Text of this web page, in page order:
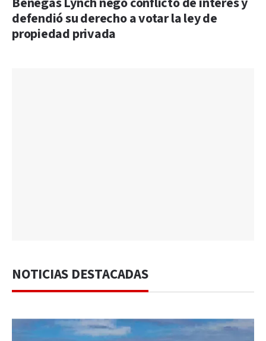
defendió su derecho a votar la ley de
propiedad privada
NOTICIAS DESTACADAS